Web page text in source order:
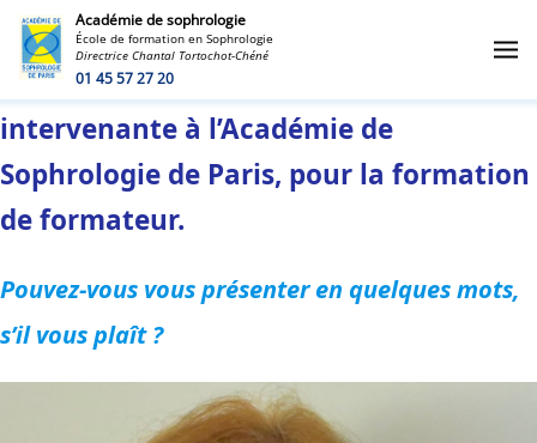
Académie de sophrologie
École de formation en Sophrologie
Directrice Chantal Tortochot-Chéné
01 45 57 27 20
Rencontre avec Cécile Vilatte,
intervenante à l’Académie de
Sophrologie de Paris, pour la formation
de formateur.
Pouvez-vous vous présenter en quelques mots,
s’il vous plaît ?